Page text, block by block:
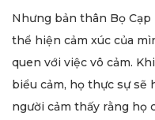
Nhưng bản thân Bọ
thể hiện cảm xúc của
quen với việc vô cảm.
biểu cảm, họ thực sự sẽ
người cảm thấy rằng